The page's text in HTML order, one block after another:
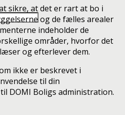
sikre, at det er rart at bo i
og de fælles arealer
indeholder de
områder, hvorfor det
og efterlever dem.
ikke er beskrevet i
til din
DOMI Boligs administration.